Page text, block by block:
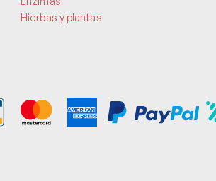
Hierbas y plantas